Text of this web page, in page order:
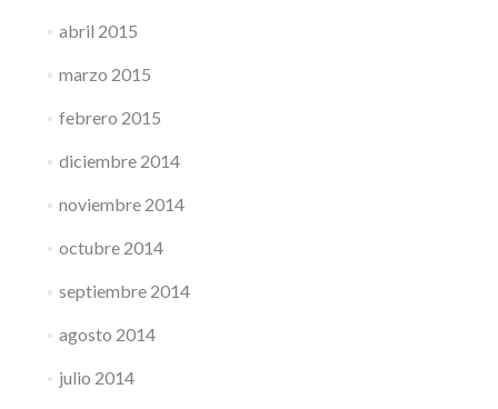
abril 2015
marzo 2015
febrero 2015
diciembre 2014
noviembre 2014
octubre 2014
septiembre 2014
agosto 2014
julio 2014